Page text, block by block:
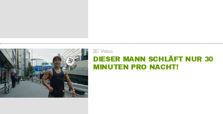
DIESER MANN SCHLÄFT NUR 30
MINUTEN PRO NACHT!